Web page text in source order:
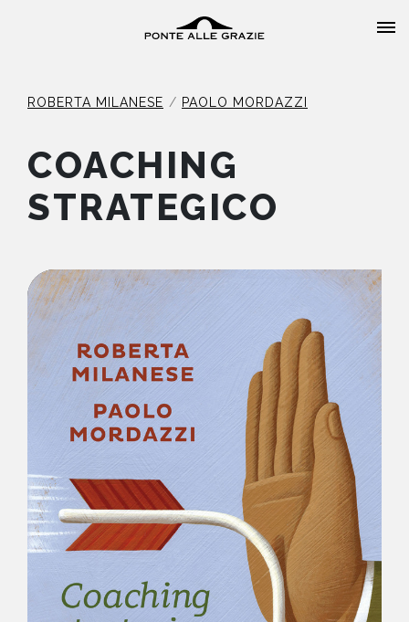
HOME
CATALOGO
AUTORI
NEWS
CONTATTI
ROBERTA MILANESE PAOLO MORDAZZI
COACHING
STRATEGICO